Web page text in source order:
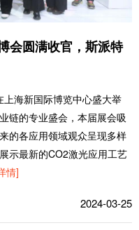
会圆满收官，斯派特
海新国际博览中心盛大举
链的专业盛会，本届展会吸
的各应用领域观众呈现多样
示最新的CO2激光应用工艺
情]
2024-03-25